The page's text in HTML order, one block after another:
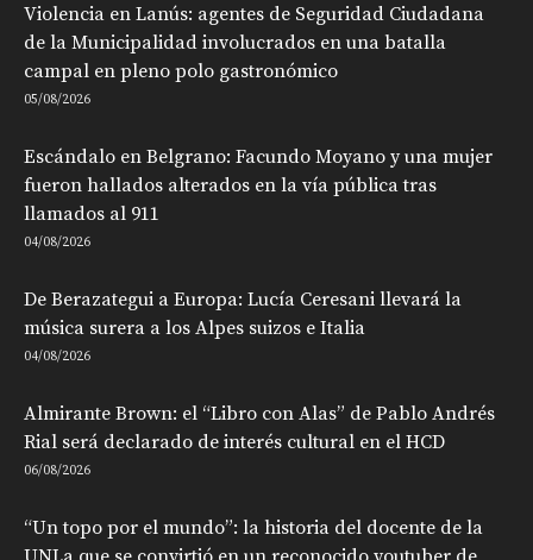
Violencia en Lanús: agentes de Seguridad Ciudadana
de la Municipalidad involucrados en una batalla
campal en pleno polo gastronómico
05/08/2026
Escándalo en Belgrano: Facundo Moyano y una mujer
fueron hallados alterados en la vía pública tras
llamados al 911
04/08/2026
De Berazategui a Europa: Lucía Ceresani llevará la
música surera a los Alpes suizos e Italia
04/08/2026
Almirante Brown: el “Libro con Alas” de Pablo Andrés
Rial será declarado de interés cultural en el HCD
06/08/2026
“Un topo por el mundo”: la historia del docente de la